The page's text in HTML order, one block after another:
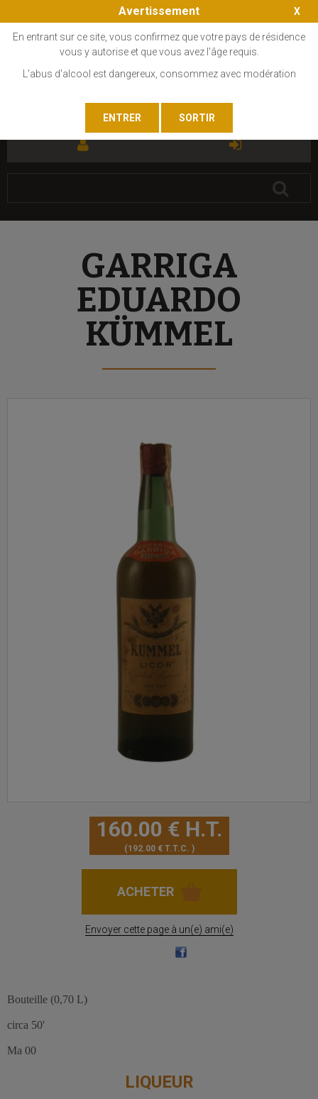
GARRIGA
EDUARDO
KÜMMEL
160.00 € H.T.
192.00€ T.T.C.
Envoyer cette page à un(e) ami(e)
Bouteille (0,70 L)
circa 50'
Ma 00
LIQUEUR
Avertissement
En entrant sur ce site, vous confirmez que votre pays de résidence
vous y autorise et que vous avez l'âge requis.
L'abus d'alcool est dangereux, consommez avec modération